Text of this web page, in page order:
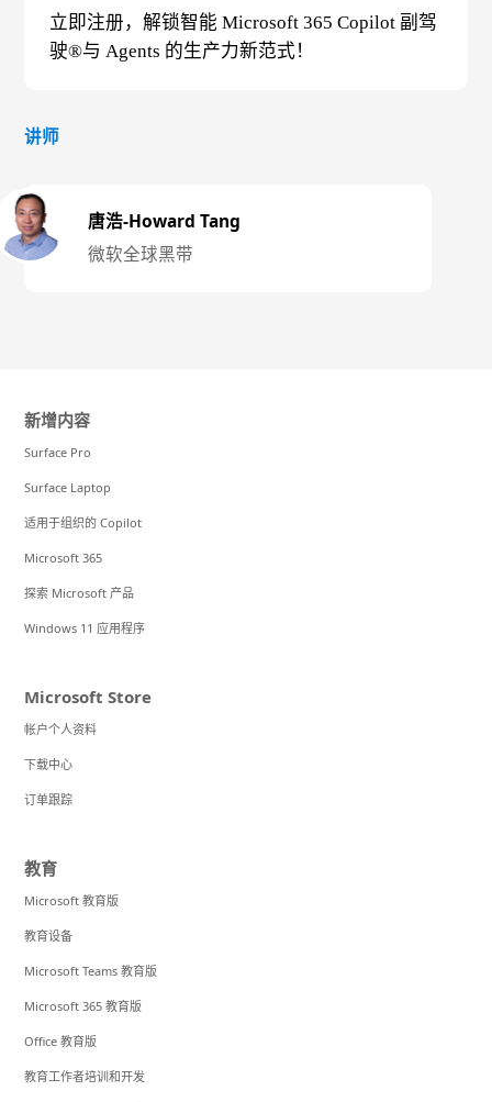
立即注册，解锁智能 Microsoft 365 Copilot 副驾
驶®与 Agents 的生产力新范式！
讲师
唐浩-Howard Tang
微软全球黑带
新增内容
Surface Pro
Surface Laptop
适用于组织的 Copilot
Microsoft 365
探索 Microsoft 产品
Windows 11 应用程序
Microsoft Store
帐户个人资料
下载中心
订单跟踪
教育
Microsoft 教育版
教育设备
Microsoft Teams 教育版
Microsoft 365 教育版
Office 教育版
教育工作者培训和开发